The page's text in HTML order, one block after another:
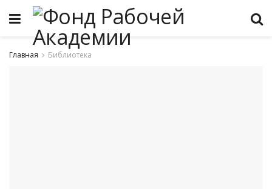
Главная Библиотека